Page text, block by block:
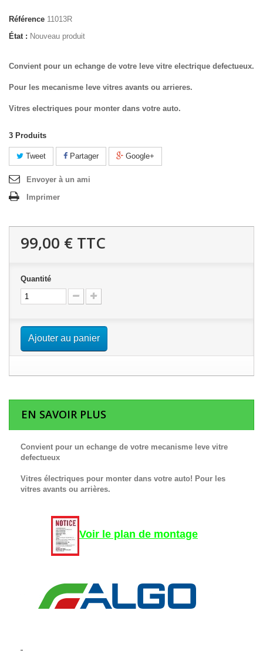
Référence 11013R
État : Nouveau produit
Convient pour un echange de votre leve vitre electrique defectueux.
Pour les mecanisme leve vitres avants ou arrieres.
Vitres electriques pour monter dans votre auto.
3 Produits
Tweet Partager Google+
Envoyer à un ami
Imprimer
99,00 € TTC
Quantité
Ajouter au panier
EN SAVOIR PLUS
Convient pour un echange de votre mecanisme leve vitre
defectueux
Vitres électriques pour monter dans votre auto! Pour les
vitres avants ou arrières.
Voir le plan de montage